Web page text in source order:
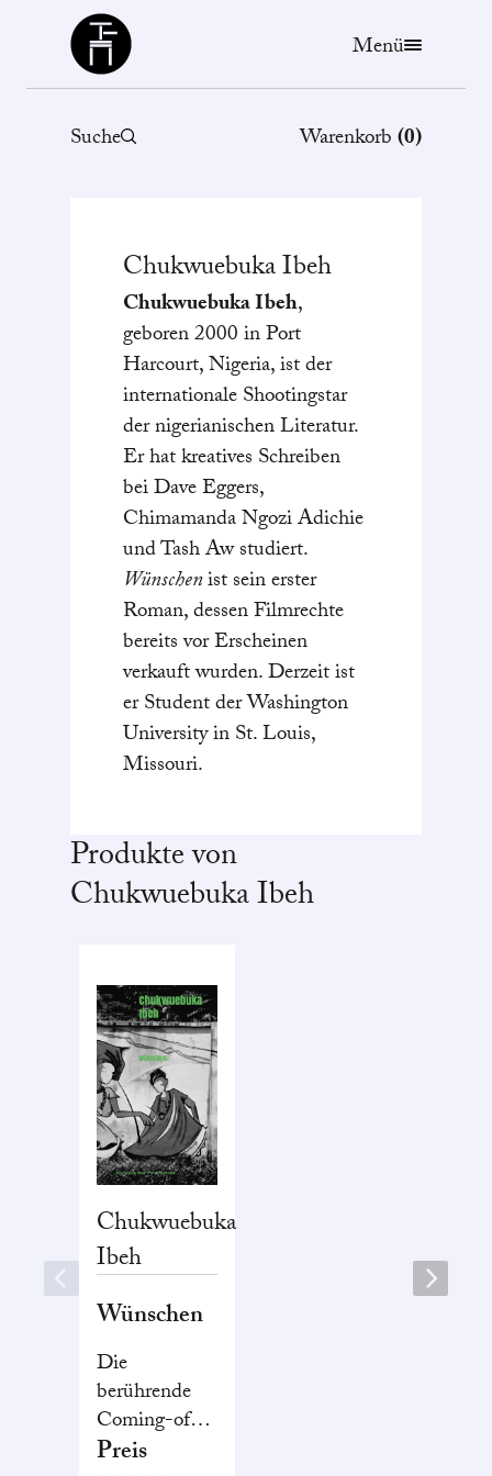
Büchergilde
Menü
Suche Warenkorb(0)
ChukwuebukaIbeh
Chukwuebuka Ibeh,
geboren 2000 in Port
Harcourt, Nigeria, ist der
internationale Shootingstar
der nigerianischen Literatur.
Er hat kreatives Schreiben
bei Dave Eggers,
Chimamanda Ngozi Adichie
und Tash Aw studiert.
Wünschenist sein erster
Roman, dessen Filmrechte
bereits vor Erscheinen
verkauft wurden. Derzeit ist
er Student der Washington
University in St. Louis,
Missouri.
Produkte von
Chukwuebuka Ibeh
Chukwuebuka
Ibeh
Wünschen
Die
berührende
Coming-of-
Age-
Preis